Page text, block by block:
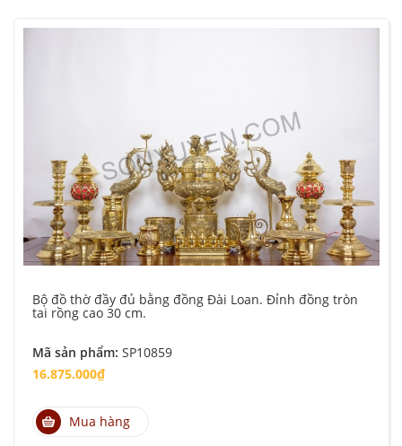
Bộ đồ thờ đầy đủ bằng đồng Đài Loan. Đỉnh đồng tròn
tai rồng cao 30 cm.
Mã sản phẩm: SP10859
16.875.000₫
Mua hàng